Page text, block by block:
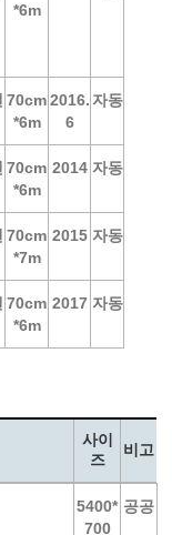
*6m
70cm
*6m
2016.
6
자동
70cm
*6m
2014 자동
70cm
*7m
2015 자동
70cm
*6m
2017 자동
사이
즈
비고
5400*
700
공공